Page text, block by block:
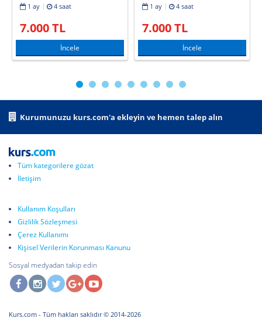
1 ay 4 saat
7.000 TL
İncele
1 ay 4 saat
7.000 TL
İncele
Kurumunuzu kurs.com'a ekleyin ve hemen talep alın
Tüm kategorilere gözat
İletişim
Kullanım Koşulları
Gizlilik Sözleşmesi
Çerez Kullanımı
Kişisel Verilerin Korunması Kanunu
Sosyal medyadan takip edin
Kurs.com - Tüm hakları saklıdır © 2014-2026